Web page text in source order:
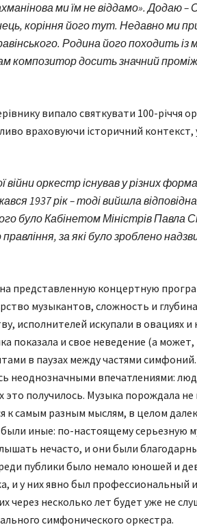
ми їм не віддамо». Додаю
коріння його тут. Недавно ми
Родина його походить із
композитор досить значний
випало святкувати 100-річчя
враховуючи історичний контекст,
війни оркестр існував у різних
1937 рік – тоді вийшла
було Кабінетом Міністрів Павла
правління, за які було зроблено
представленную концертную
музыкантов, сложность и
исполнителей искупали в овациях и
показала и свое неведение (а
в паузах между частями
неоднозначными впечатлениями:
это получилось. Музыка порождала
самым разным мыслям, в целом
иные: по-настоящему серьезную
нечасто, и они были
публики было немало юношей и
и у них явно был профессиональный
через несколько лет будет уже не
симфонического оркестра.